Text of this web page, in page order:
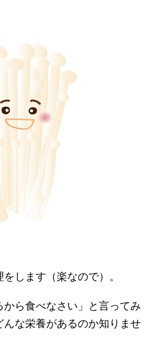
します（楽なので）。
から食べなさい」と言ってみ
な栄養があるのか知りませ